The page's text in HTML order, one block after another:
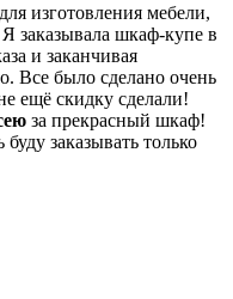
изготовления мебели,
заказывала шкаф-купе в
и заканчивая
Все было сделано очень
ещё скидку сделали!
за прекрасный шкаф!
заказывать только